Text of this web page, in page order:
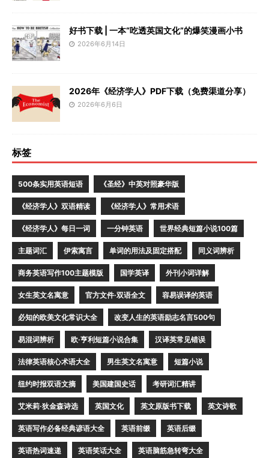
好书下载 | 一本“吃透英国文化”的爆笑漫画小书
2026年6月14日
2026年《经济学人》PDF下载（免费渠道分享）
2026年6月6日
标签
500条实用英语短语 《圣经》中英对照豪华版
《经济学人》双语精读 《经济学人》常用术语
《经济学人》每日一词 一分钟英语 世界经典短篇小说100篇
主题词汇 伊索寓言 单词的用法及固定搭配 同义词辨析
商务英语写作100主题模版 国学英译 外刊小词详解
女生英文名寓意 官方文件·双语全文 容易误译的英语
必知的欧美文化常识大全 改变人生的英语励志名言500句
易混词辨析 欧·亨利短篇小说合集 汉译英常见错误
法律英语核心术语大全 男生英文名寓意 短篇小说
纽约时报双语文摘 美国建国史话 考研词汇精讲
艾米莉·狄金森诗选 英国文化 英文原版书下载 英文诗歌
英语写作必备经典谚语大全 英语前缀 英语后缀
英语热词速递 英语笑话大全 英语脑筋急转弯大全